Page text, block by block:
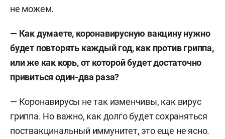
не можем.
— Как думаете, коронавирусную вакцину нужно
будет повторять каждый год, как против гриппа,
или же как корь, от которой будет достаточно
привиться один-два раза?
— Коронавирусы не так изменчивы, как вирус
гриппа. Но важно, как долго будет сохраняться
поствакцинальный иммунитет, это еще не ясно.